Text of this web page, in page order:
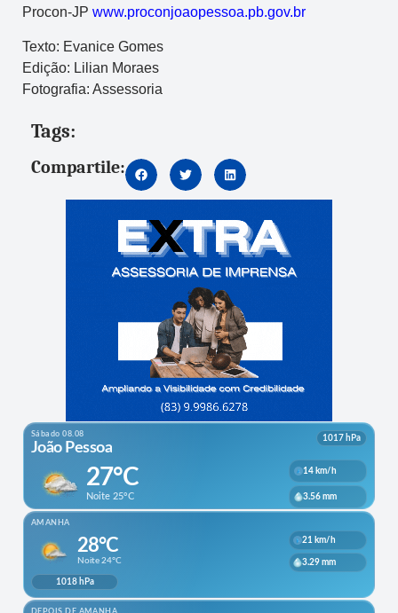
Procon-JP www.proconjoaopessoa.pb.gov.br
Texto: Evanice Gomes
Edição: Lilian Moraes
Fotografia: Assessoria
Tags:
Compartile: